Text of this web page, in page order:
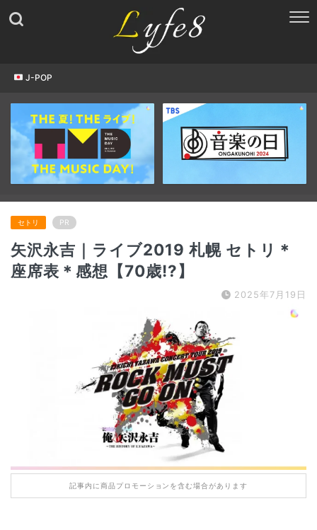
J-POP
セトリ PR
矢沢永吉｜ライブ2019 札幌 セトリ＊
座席表＊感想【70歳!?】
2025年7月19日
記事内に商品プロモーションを含む場合があります